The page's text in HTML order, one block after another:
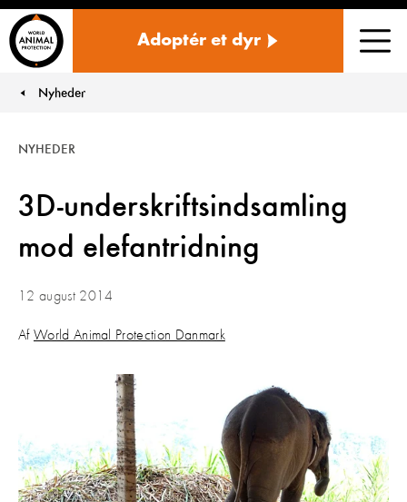
Adoptér et dyr
You are here:
Nyheder
3D-underskriftsindsamling
mod elefantridning
NYHEDER
12 august 2014
Af World Animal Protection Danmark